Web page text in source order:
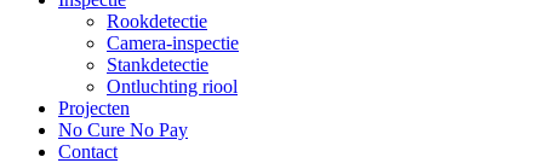
Rookdetectie
Camera-inspectie
Stankdetectie
Ontluchting riool
Projecten
No Cure No Pay
Contact